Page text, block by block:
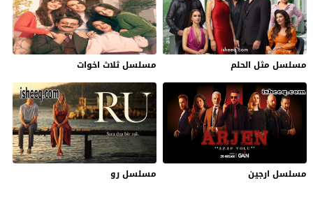
مسلسل مثل الحلم مسلسل ثلاث اخوات
مسلسل ارجين مسلسل رو